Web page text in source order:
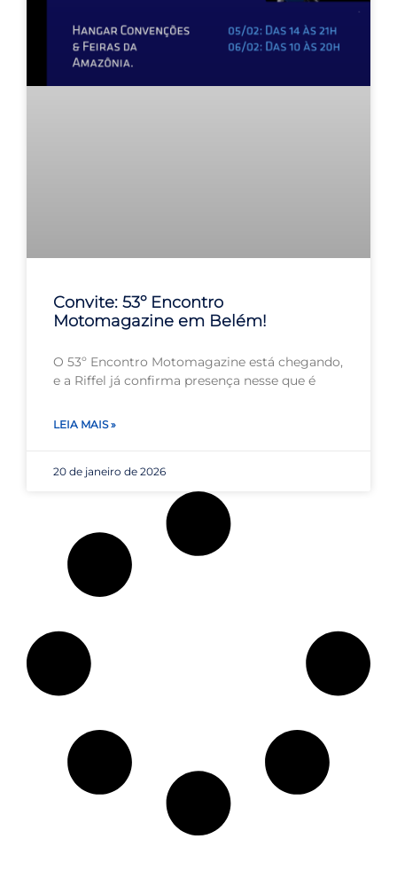
Convite: 53º Encontro
Motomagazine em Belém!
O 53º Encontro Motomagazine está chegando,
e a Riffel já confirma presença nesse que é
LEIA MAIS »
20 de janeiro de 2026